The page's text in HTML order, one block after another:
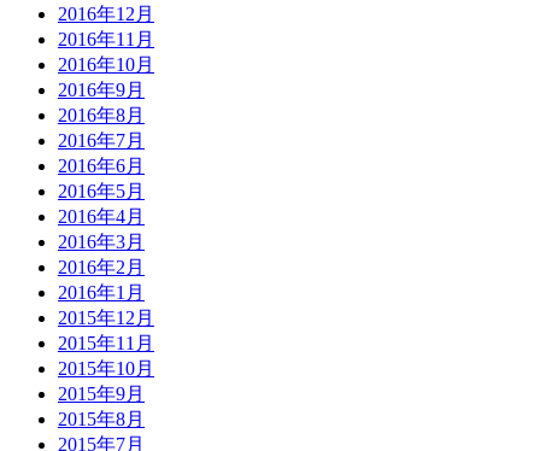
2016年12月
2016年11月
2016年10月
2016年9月
2016年8月
2016年7月
2016年6月
2016年5月
2016年4月
2016年3月
2016年2月
2016年1月
2015年12月
2015年11月
2015年10月
2015年9月
2015年8月
2015年7月